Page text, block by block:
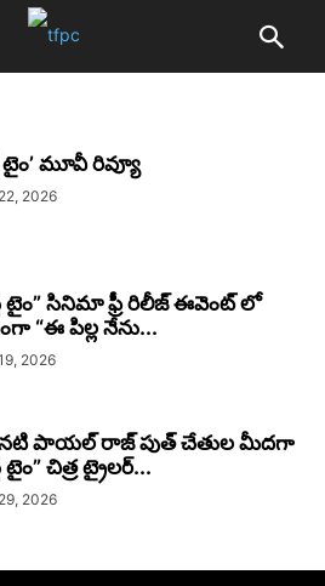
టైం’ మూవీ రివ్యూ
2026
టైం” సినిమా ఫ్రీ రిలీజ్ ఈవెంట్ లో
“ఈ పిల్ల నేను...
2026
నటి పాయల్ రాజ్ పుత్ చేతుల మీదగా
టైం” చిత్ర ట్రైలర్...
2026